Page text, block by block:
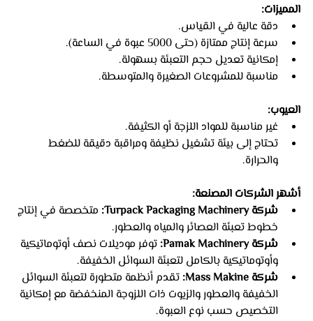
المميزات:
دقة عالية في القياس.
سرعة إنتاج ممتازة (حتى 5000 عبوة في الساعة).
إمكانية تعديل حجم التعبئة بسهولة.
مناسبة للمشروعات الصغيرة والمتوسطة.
العيوب:
غير مناسبة للمواد اللزجة أو الكثيفة.
تحتاج إلى بيئة تشغيل نظيفة ومراقبة دقيقة للضغط
والحرارة.
أشهر الشركات المصنعة:
شركة Turpack Packaging Machinery:
متخصصة في إنتاج
خطوط تعبئة العصائر والمياه والعطور.
شركة Pamak Machinery:
توفر موديلات نصف أوتوماتيكية
وأوتوماتيكية بالكامل لتعبئة السوائل الخفيفة.
شركة Mass Makine:
تقدم أنظمة متطورة لتعبئة السوائل
الخفيفة والعطور والزيوت ذات اللزوجة المنخفضة مع إمكانية
التخصيص حسب نوع العبوة.